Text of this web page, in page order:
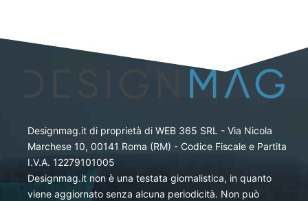
Designmag.it di proprietà di WEB 365 SRL - Via Nicola
Marchese 10, 00141 Roma (RM) - Codice Fiscale e Partita
I.V.A. 12279101005
Designmag.it non è una testata giornalistica, in quanto
viene aggiornato senza alcuna periodicità. Non può